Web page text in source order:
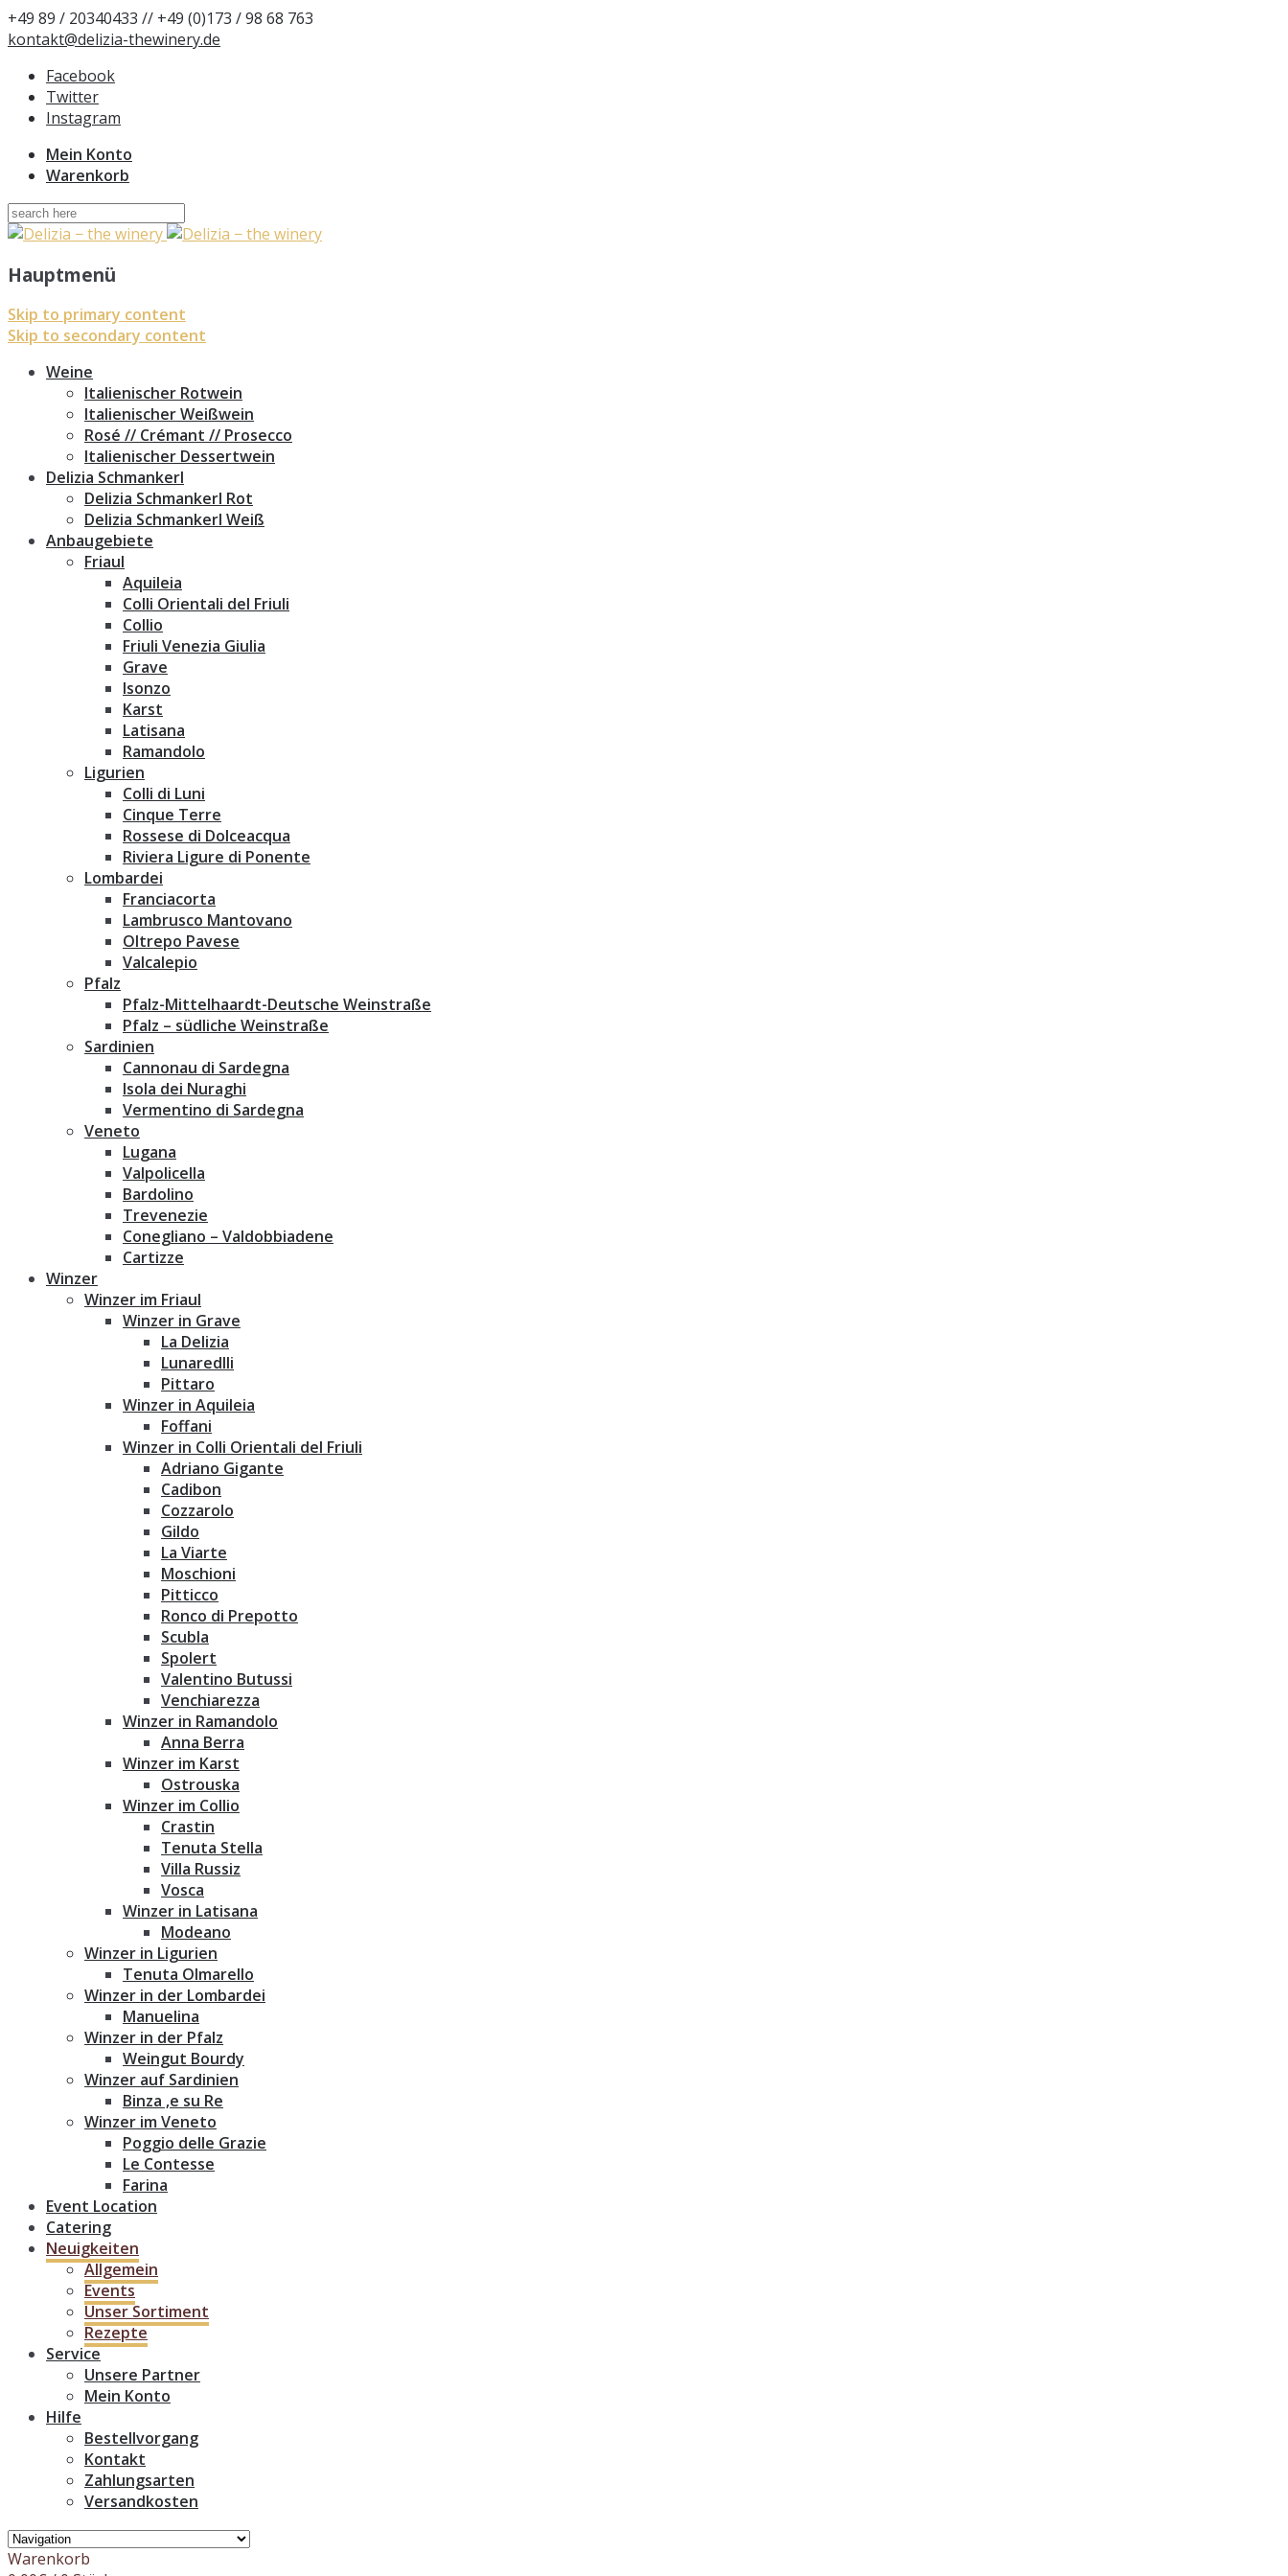
+49 89 / 20340433 // +49 (0)173 / 98 68 763
kontakt@delizia-thewinery.de
Facebook
Twitter
Instagram
Mein Konto
Warenkorb
Suchen
nach:
Hauptmenü
Skip to primary content
Skip to secondary content
Weine
Italienischer Rotwein
Italienischer Weißwein
Rosé // Crémant // Prosecco
Italienischer Dessertwein
Delizia Schmankerl
Delizia Schmankerl Rot
Delizia Schmankerl Weiß
Anbaugebiete
Friaul
Aquileia
Colli Orientali del Friuli
Collio
Friuli Venezia Giulia
Grave
Isonzo
Karst
Latisana
Ramandolo
Ligurien
Colli di Luni
Cinque Terre
Rossese di Dolceacqua
Riviera Ligure di Ponente
Lombardei
Franciacorta
Lambrusco Mantovano
Oltrepo Pavese
Valcalepio
Pfalz
Pfalz-Mittelhaardt-Deutsche Weinstraße
Pfalz – südliche Weinstraße
Sardinien
Cannonau di Sardegna
Isola dei Nuraghi
Vermentino di Sardegna
Veneto
Lugana
Valpolicella
Bardolino
Trevenezie
Conegliano – Valdobbiadene
Cartizze
Winzer
Winzer im Friaul
Winzer in Grave
La Delizia
Lunaredlli
Pittaro
Winzer in Aquileia
Foffani
Winzer in Colli Orientali del Friuli
Adriano Gigante
Cadibon
Cozzarolo
Gildo
La Viarte
Moschioni
Pitticco
Ronco di Prepotto
Scubla
Spolert
Valentino Butussi
Venchiarezza
Winzer in Ramandolo
Anna Berra
Winzer im Karst
Ostrouska
Winzer im Collio
Crastin
Tenuta Stella
Villa Russiz
Vosca
Winzer in Latisana
Modeano
Winzer in Ligurien
Tenuta Olmarello
Winzer in der Lombardei
Manuelina
Winzer in der Pfalz
Weingut Bourdy
Winzer auf Sardinien
Binza ‚e su Re
Winzer im Veneto
Poggio delle Grazie
Le Contesse
Farina
Event Location
Catering
Neuigkeiten
Allgemein
Events
Unser Sortiment
Rezepte
Service
Unsere Partner
Mein Konto
Hilfe
Bestellvorgang
Kontakt
Zahlungsarten
Versandkosten
Warenkorb